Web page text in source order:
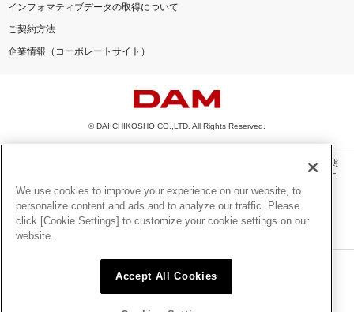
インフォマティブデータの取得について
ご契約方法
企業情報（コーポレートサイト）
© DAIICHIKOSHO CO.,LTD. All Rights Reserved.
このサイトに掲載されている一切の文章・画像・写真・動画・音声等を、手段や形態
を問わず、著作権法の定める範囲を超えて無断で複製、転載、ファイル化などするこ
とを禁じます。
楽曲及びコンテンツは、機種によりご利用いただけない場合があります。
楽曲及びコンテンツの配信日、配信内容が変更になる場合があります。
楽曲によりMYリスト保存ができない場合があります。
6602250213Y31015 6602250112Y38026 6602250240Y31015
6602250241Y45122
We use cookies to improve your experience on our website, to
personalize content and ads and to analyze our traffic. Please
click [Cookie Settings] to customize your cookie settings on our
website.
Accept All Cookies